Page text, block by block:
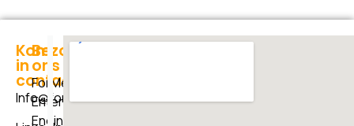
Kom
in
contact
Info@formetis.nl
Bezoek
ons
ForMetis
Enterprise
Engineers
"Het
verandering